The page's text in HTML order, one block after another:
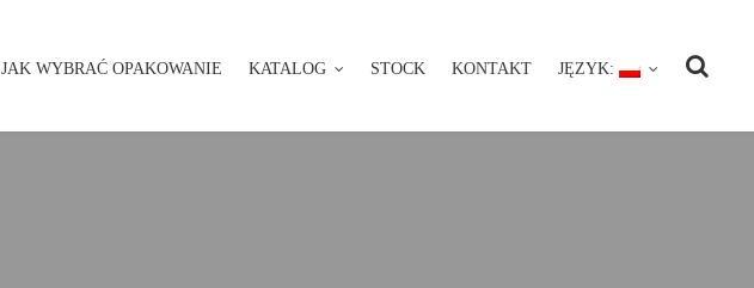
JAK WYBRAĆ OPAKOWANIE KATALOG STOCK KONTAKT JĘZYK:
JAK WYBRAĆ OPAKOWANIE KATALOG STOCK KONTAKT JĘZYK: